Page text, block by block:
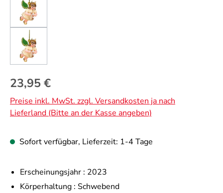
Regulärer Preis:
23,95 €
Preise inkl. MwSt. zzgl. Versandkosten ja nach
Lieferland (Bitte an der Kasse angeben)
Sofort verfügbar, Lieferzeit: 1-4 Tage
Erscheinungsjahr : 2023
Körperhaltung : Schwebend